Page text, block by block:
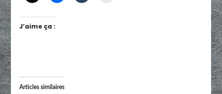
J’aime ça :
Articles similaires